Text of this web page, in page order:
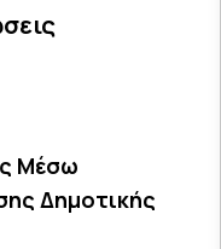
Μέσω
Δημοτικής